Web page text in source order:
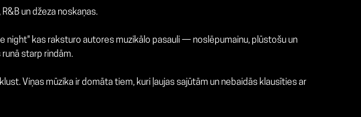
un džeza noskaņas.
night" kas raksturo autores muzikālo pasauli — noslēpumainu, plūstošu un
starp rindām.
Viņas mūzika ir domāta tiem, kuri ļaujas sajūtām un nebaidās klausīties ar